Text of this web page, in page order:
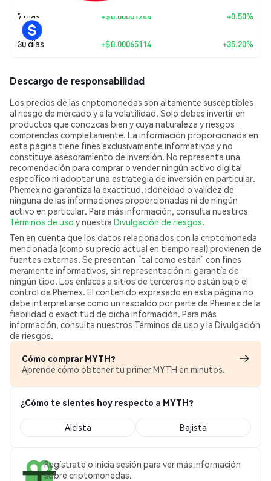
7 días +$0.00001244 +0.50%
30 días +$0.00065114 +35.20%
Descargo de responsabilidad
Los precios de las criptomonedas son altamente susceptibles
al riesgo de mercado y a la volatilidad. Solo debes invertir en
productos que conozcas bien y cuya naturaleza y riesgos
comprendas completamente. La información proporcionada en
esta página tiene fines exclusivamente informativos y no
constituye asesoramiento de inversión. No representa una
recomendación para comprar o vender ningún activo digital
específico ni adoptar una estrategia de inversión en particular.
Phemex no garantiza la exactitud, idoneidad o validez de
ninguna de las informaciones proporcionadas ni de ningún
activo en particular. Para más información, consulta nuestros
Términos de uso y nuestra Divulgación de riesgos.
Ten en cuenta que los datos relacionados con la criptomoneda
mencionada (como su precio actual en tiempo real) provienen de
fuentes externas. Se presentan “tal como están” con fines
meramente informativos, sin representación ni garantía de
ningún tipo. Los enlaces a sitios de terceros no están bajo el
control de Phemex. El contenido expresado en esta página no
debe interpretarse como un respaldo por parte de Phemex de la
fiabilidad o exactitud de dicha información. Para más
información, consulta nuestros Términos de uso y la Divulgación
de riesgos.
Cómo comprar MYTH?
Aprende cómo obtener tu primer MYTH en minutos.
¿Cómo te sientes hoy respecto a MYTH?
Alcista Bajista
Regístrate o inicia sesión para ver más información
sobre criptomonedas.